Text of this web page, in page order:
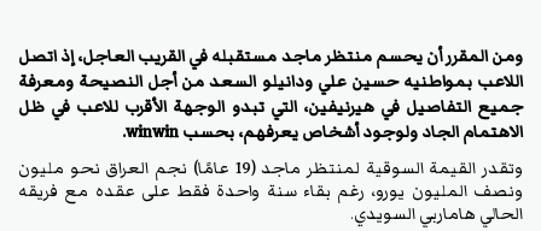
ومن المقرر أن يحسم منتظر ماجد مستقبله في القريب العاجل، إذ اتصل
اللاعب بمواطنيه حسين علي ودانيلو السعد من أجل النصيحة ومعرفة
جميع التفاصيل في هيرنيفين، التي تبدو الوجهة الأقرب للاعب في ظل
الاهتمام الجاد ولوجود أشخاص يعرفهم، بحسب winwin.
وتقدر القيمة السوقية لمنتظر ماجد (19 عامًا) نجم العراق نحو مليون
ونصف المليون يورو، رغم بقاء سنة واحدة فقط على عقده مع فريقه
الحالي هاماربي السويدي.